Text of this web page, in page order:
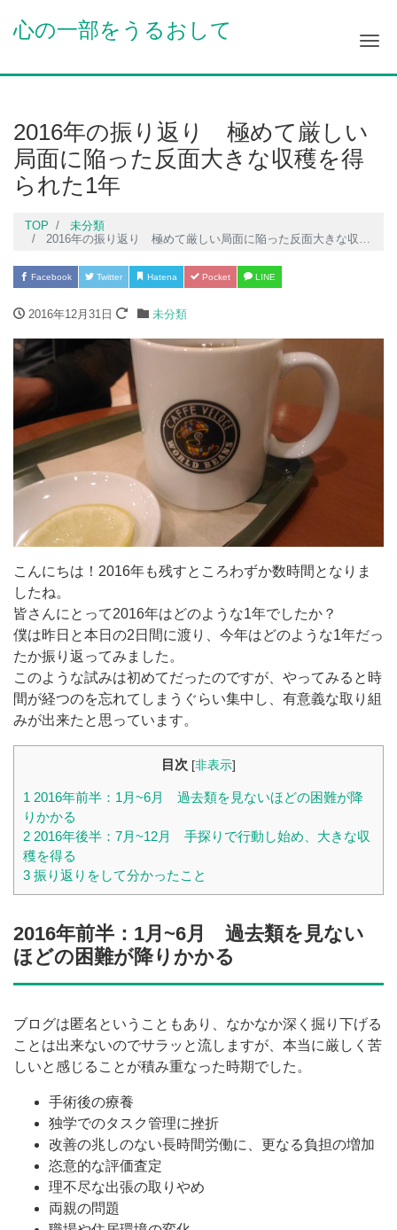
心の一部をうるおして
2016年の振り返り 極めて厳しい
局面に陥った反面大きな収穫を得
られた1年
TOP
未分類
2016年の振り返り 極めて厳しい局面に陥った反面大きな収穫を得られた1年
Facebook Twitter Hatena Pocket LINE
2016年12月31日 未分類
こんにちは！2016年も残すところわずか数時間となりま
したね。
皆さんにとって2016年はどのような1年でしたか？
僕は昨日と本日の2日間に渡り、今年はどのような1年だっ
たか振り返ってみました。
このような試みは初めてだったのですが、やってみると時
間が経つのを忘れてしまうぐらい集中し、有意義な取り組
みが出来たと思っています。
目次 [非表示]
1 2016年前半：1月~6月 過去類を見ないほどの困難が降
りかかる
2 2016年後半：7月~12月 手探りで行動し始め、大きな収
穫を得る
3 振り返りをして分かったこと
2016年前半：1月~6月 過去類を見ない
ほどの困難が降りかかる
ブログは匿名ということもあり、なかなか深く掘り下げる
ことは出来ないのでサラッと流しますが、本当に厳しく苦
しいと感じることが積み重なった時期でした。
手術後の療養
独学でのタスク管理に挫折
改善の兆しのない長時間労働に、更なる負担の増加
恣意的な評価査定
理不尽な出張の取りやめ
両親の問題